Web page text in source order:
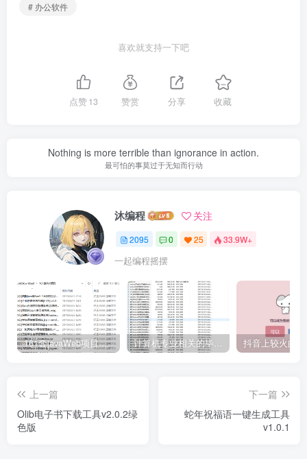
# 办公软件
喜欢就支持一下吧
点赞13 赞赏 分享 收藏
Nothing is more terrible than ignorance in action.
最可怕的事莫过于无知而行动
沐编程 关注
2095 0 25 33.9W+
一起编程摇摆
161套javaWeb项目源码免费分享 计算机专业相关的毕业设计论文合集免费下载
上一篇
Olib电子书下载工具v2.0.2绿
色版
下一篇
蛇年祝福语一键生成工具
v1.0.1